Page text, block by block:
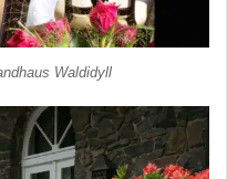
Waldidyll